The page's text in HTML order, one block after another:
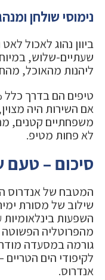
נימוסי שולחן
ביוון נהוג לאכול
שעתיים-שלוש,
ליהנות מהאוכל,
אם השירות היה
משפחתיים קטנים,
לא פחות מטיפ.
סיכום –
המטבח של אנדרוס
שילוב של מסורת
השפעות
מהפרוטליה
גורמה במסעדה
לקיפודי הים
אנדרוס.